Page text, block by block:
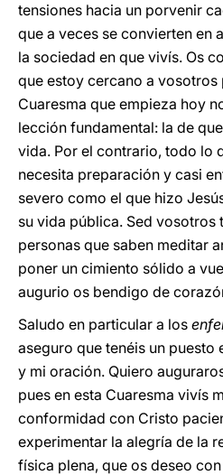
tensiones hacia un porvenir
que a veces se convierten en
la sociedad en que vivís. Os
que estoy cercano a vosotros
Cuaresma que empieza hoy
lección fundamental: la de
vida. Por el contrario, todo lo
necesita preparación y casi
severo como el que hizo
su vida pública. Sed vosotros
personas que saben meditar
poner un cimiento sólido a
augurio os bendigo de
Saludo en particular a los
aseguro que tenéis un puesto
y mi oración. Quiero
pues en esta Cuaresma vivís
conformidad con Cristo
experimentar la alegría de la
física plena, que os deseo